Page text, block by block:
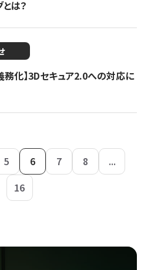
は？
務化】3Dセキュア2.0への対応に
5 6 7 8
...
16